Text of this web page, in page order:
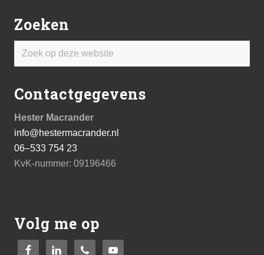
Zoeken
Zoek
website
Contactgegevens
Hester Macrander
info@hestermacrander.nl
06–533 754 23
KvK-nummer: 09196466
Volg me op